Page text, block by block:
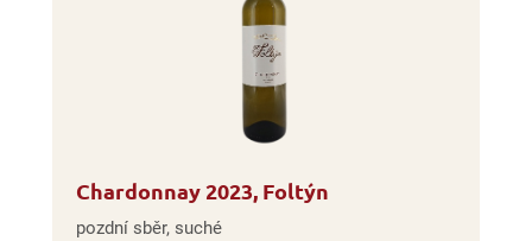
Chardonnay 2023, Foltýn
pozdní sběr, suché